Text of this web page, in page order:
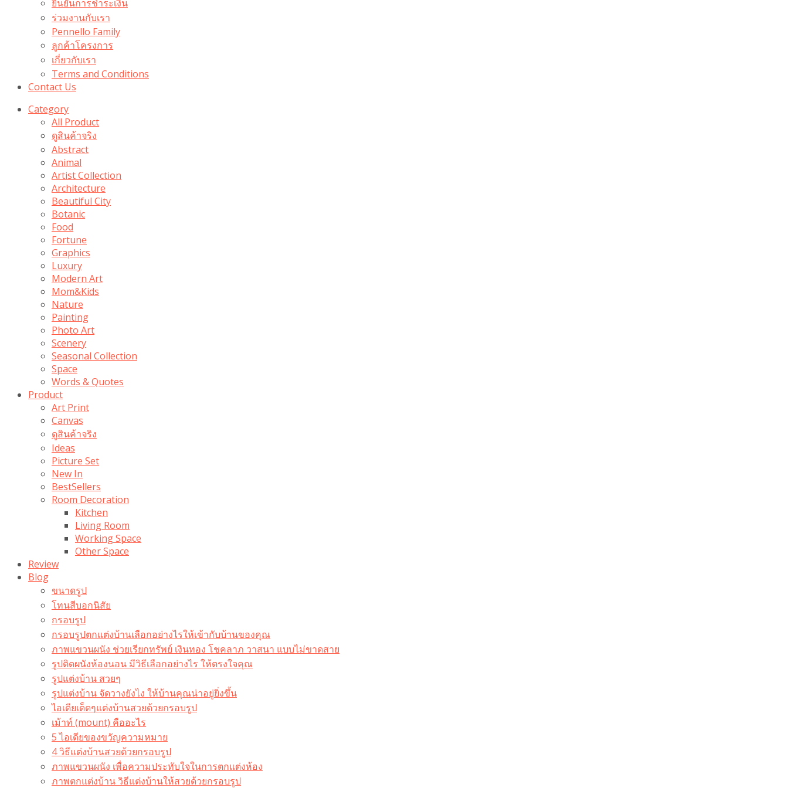
ยืนยันการชำระเงิน
ร่วมงานกับเรา
Pennello Family
ลูกค้าโครงการ
เกี่ยวกับเรา
Terms and Conditions
Contact Us
Category
All Product
ดูสินค้าจริง
Abstract
Animal
Artist Collection
Architecture
Beautiful City
Botanic
Food
Fortune
Graphics
Luxury
Modern Art
Mom&Kids
Nature
Painting
Photo Art
Scenery
Seasonal Collection
Space
Words & Quotes
Product
Art Print
Canvas
ดูสินค้าจริง
Ideas
Picture Set
New In
BestSellers
Room Decoration
Kitchen
Living Room
Working Space
Other Space
Review
Blog
ขนาดรูป
โทนสีบอกนิสัย
กรอบรูป
กรอบรูปตกแต่งบ้านเลือกอย่างไรให้เข้ากับบ้านของคุณ
ภาพแขวนผนัง ช่วยเรียกทรัพย์ เงินทอง โชคลาภ วาสนา แบบไม่ขาดสาย
รูปติดผนังห้องนอน มีวิธีเลือกอย่างไร ให้ตรงใจคุณ
รูปแต่งบ้าน สวยๆ
รูปแต่งบ้าน จัดวางยังไง ให้บ้านคุณน่าอยู่ยิ่งขึ้น
ไอเดียเด็ดๆแต่งบ้านสวยด้วยกรอบรูป
เม้าท์ (mount) คืออะไร​
5 ไอเดียของขวัญความหมาย
4 วิธีแต่งบ้านสวยด้วยกรอบรูป
ภาพแขวนผนัง เพื่อความประทับใจในการตกแต่งห้อง
ภาพตกแต่งบ้าน วิธีแต่งบ้านให้สวยด้วยกรอบรูป